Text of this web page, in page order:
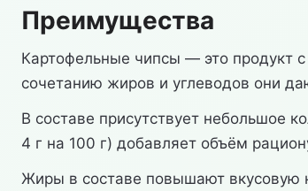
Преимущества
Картофельные чипсы — это продукт
сочетанию жиров и углеводов они
В составе присутствует небольшое
4 г на 100 г) добавляет объём
Жиры в составе повышают вкусовую